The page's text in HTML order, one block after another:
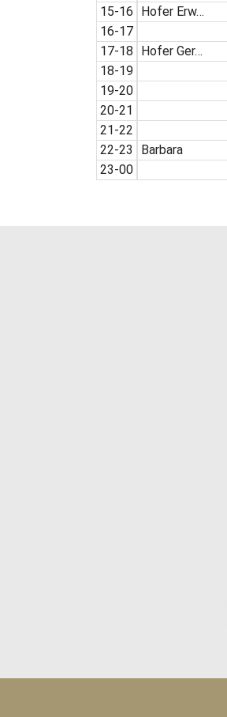
15-16
16-17
17-18
18-19
19-20
20-21
21-22
22-23
23-00
Hofer Erw…
Hofer Ger…
Barbara